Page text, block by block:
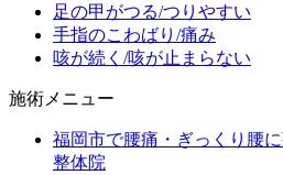
足の甲がつる/つりやすい
手指のこわばり/痛み
咳が続く/咳が止まらない
施術メニュー
福岡市で腰痛・ぎっくり腰
整体院